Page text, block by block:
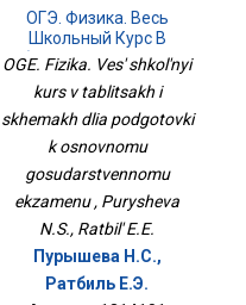
ОГЭ. Физика. Весь
Школьный Курс В
Таблицах И Схемах Для
Основному
Государственному
Экзамену
OGE. Fizika. Ves' shkol'nyi
kurs v tablitsakh i
skhemakh dlia podgotovki
k osnovnomu
gosudarstvennomu
ekzamenu , Purysheva
N.S., Ratbil' E.E.
Пурышева Н.С.,
Ратбиль Е.Э.